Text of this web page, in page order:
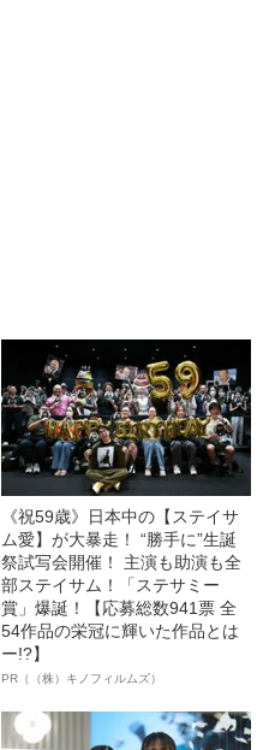
《祝59歳》日本中の【ステイサ
ム愛】が大暴走！ “勝手に”生誕
祭試写会開催！ 主演も助演も全
部ステイサム！「ステサミー
賞」爆誕！【応募総数941票 全
54作品の栄冠に輝いた作品とは
ー!?】
PR（（株）キノフィルムズ）